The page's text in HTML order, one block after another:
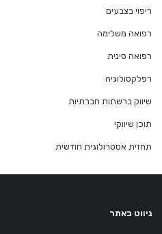
ריפוי בצבעים
רפואה משלימה
רפואה סינית
רפלקסולוגיה
שיווק ברשתות חברתיות
תוכן שיווקי
תחזית אסטרולוגית חודשית
ניווט באתר